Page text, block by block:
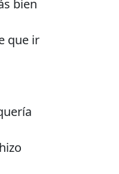
bien
que ir